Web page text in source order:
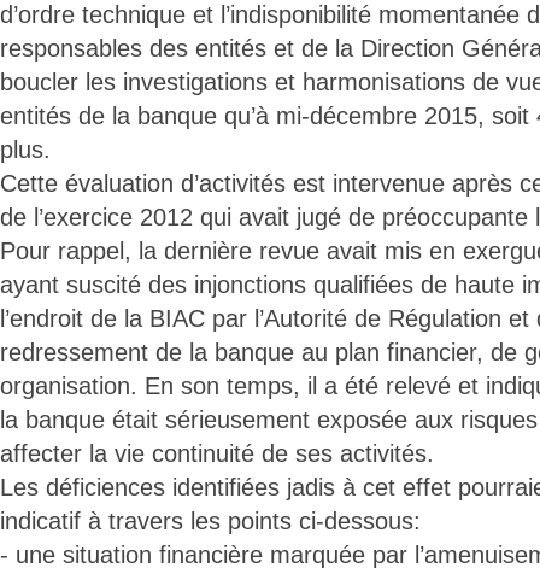
d’ordre technique et l’indisponibilité momentanée
responsables des entités et de la Direction
boucler les investigations et harmonisations de
entités de la banque qu’à mi-décembre 2015,
plus.
Cette évaluation d’activités est intervenue après
de l’exercice 2012 qui avait jugé de
Pour rappel, la dernière revue avait mis en
ayant suscité des injonctions qualifiées de haute
l’endroit de la BIAC par l’Autorité de Régulation
redressement de la banque au plan financier, de
organisation. En son temps, il a été relevé et
la banque était sérieusement exposée aux
affecter la vie continuité de ses activités.
Les déficiences identifiées jadis à cet effet
indicatif à travers les points ci-dessous:
- une situation financière marquée par